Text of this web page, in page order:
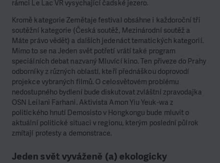
rámci Le Lac VR vysychající čadské jezero.
Kromě kategorie Zemětaje festival obsáhne i každoroční tři
soutěžní kategorie (Česká soutěž, Mezinárodní soutěž a
Máte právo vědět) a dalších jedenáct tematických kategorií.
Mimo to se na Jeden svět potřetí vrátí také program
speciálních debat nazvaný Mluvící kino. Ten přiveze do Prahy
odborníky z různých oblastí, kteří přednáškou doprovodí
projekce vybraných filmů. O celosvětovém problému
nedostupného bydlení bude diskutovat zvláštní zpravodajka
OSN Leilani Farhani. Aktivista Amon Yiu Yeuk-wa z
politického hnutí Demosisto v Hongkongu bude mluvit o
aktuální politické situaci v regionu, kterým poslední půlrok
zmítají protesty a demonstrace.
Jeden svět vyváženě (a) ekologicky